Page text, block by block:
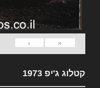
«
‹
קטלוג ג'יפ 1973